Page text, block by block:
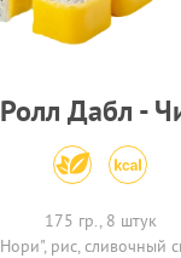
Ролл Дабл -
175 гр., 8 штук
рис сливочный